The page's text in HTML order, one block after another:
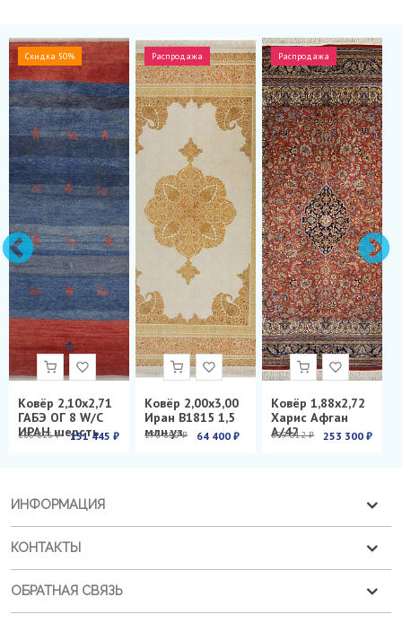
Скидка 50%
Ковёр 2,10х2,71
ГАБЭ ОГ 8 W/C
ИРАН шерсть
286 826 ₽ 151 445 ₽
Распродажа
Ковёр 2,00х3,00
Иран B1815 1,5
млн.уз.
278 850 ₽ 64 400 ₽
Распродажа
Ковёр 1,88х2,72
Харис Афган
А/42
899 012 ₽ 253 300 ₽
ИНФОРМАЦИЯ
КОНТАКТЫ
ОБРАТНАЯ СВЯЗЬ